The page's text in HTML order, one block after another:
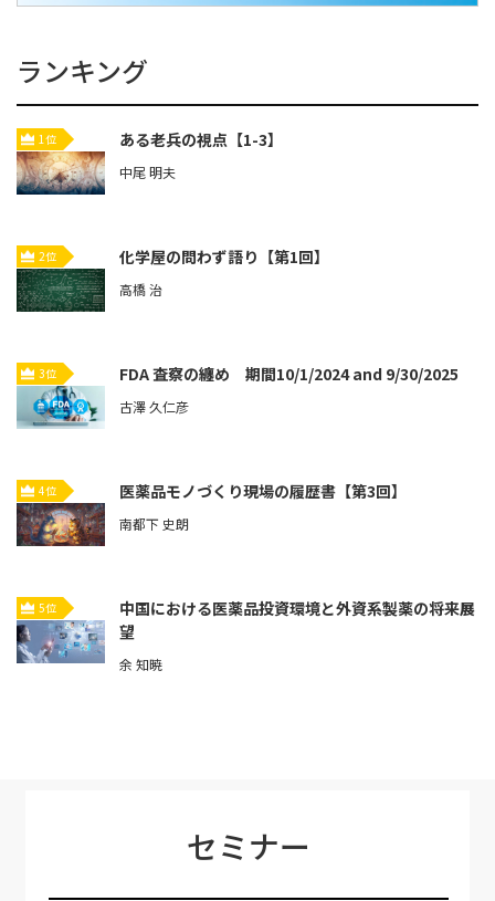
ランキング
1位 ある老兵の視点【1-3】
中尾 明夫
2位 化学屋の問わず語り【第1回】
高橋 治
3位 FDA 査察の纏め 期間10/1/2024 and 9/30/2025
古澤 久仁彦
4位 医薬品モノづくり現場の履歴書【第3回】
南都下 史朗
5位
中国における医薬品投資環境と外資系製薬の将来展
望
余 知暁
セミナー